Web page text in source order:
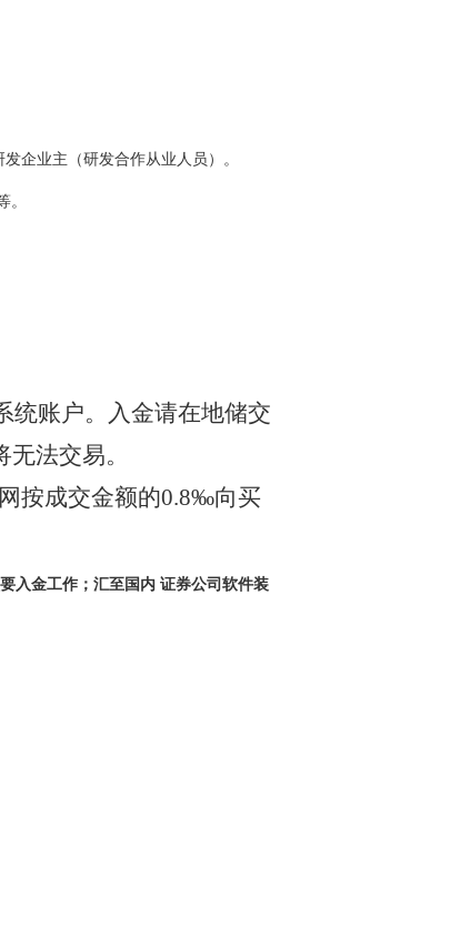
企业主（研发合作从业人员）。
统账户。入金请在地储交
法交易。
按成交金额的0.8‰向买
入金工作；汇至国内 证券公司软件装